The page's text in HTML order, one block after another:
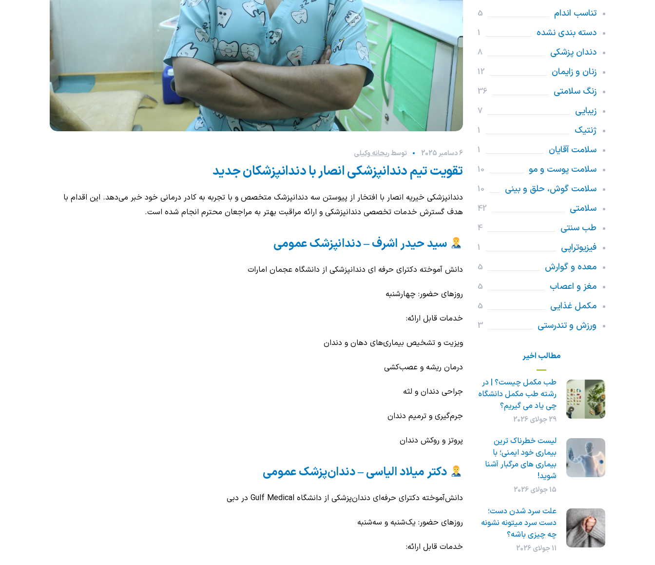
6 دسامبر 2025 توسطریحانه وکیلی
تقویت تیم دندانپزشکی انصار با دندانپزشکان جدید
دندانپزشکی خیریه انصار با افتخار از پیوستن سه دندانپزشک متخصص و با تجربه به کادر درمانی خود خبر می‌دهد. این اقدام با
هدف گسترش خدمات تخصصی دندانپزشکی و ارائه مراقبت بهتر به مراجعان محترم انجام شده است.
سید حیدر اشرف – دندانپزشک عمومی
دانش آموخته دکترای حرفه ای دندانپزشکی از دانشگاه عجمان امارات
روزهای حضور: چهارشنبه
خدمات قابل ارائه:
ویزیت و تشخیص بیماری‌های دهان و دندان
درمان ریشه و عصب‌کشی
جراحی دندان و لثه
جرم‌گیری و ترمیم دندان
پروتز و روکش دندان
دکتر میلاد الیاسی – دندان‌پزشک عمومی
دانش‌آموخته دکترای حرفه‌ای دندان‌پزشکی از دانشگاه Gulf Medical در دبی
روزهای حضور: یک‌شنبه و سه‌شنبه
خدمات قابل ارائه:
تناسب اندام
5
دسته بندی نشده 1
دندان پزشکی 8
زنان و زایمان 12
زنگ سلامتی 36
زیبایی 7
ژنتیک 1
سلامت آقایان 1
سلامت پوست و مو 10
سلامت گوش، حلق و بینی 10
سلامتی 42
طب سنتی 4
فیزیوتراپی 1
معده و گوارش 5
مغز و اعصاب 5
مکمل غذایی 5
ورزش و تندرستی 3
مطالب اخیر
طب مکمل چیست؟ | در
رشته طب مکمل دانشگاه
چی یاد می گیریم؟
29 جولای 2026
لیست خطرناک ترین
بیماری خود ایمنی؛ با
بیماری های مرگبار آشنا
شوید!
15 جولای 2026
علت سرد شدن دست؛
دست سرد میتونه نشونه
چه چیزی باشه؟
11 جولای 2026